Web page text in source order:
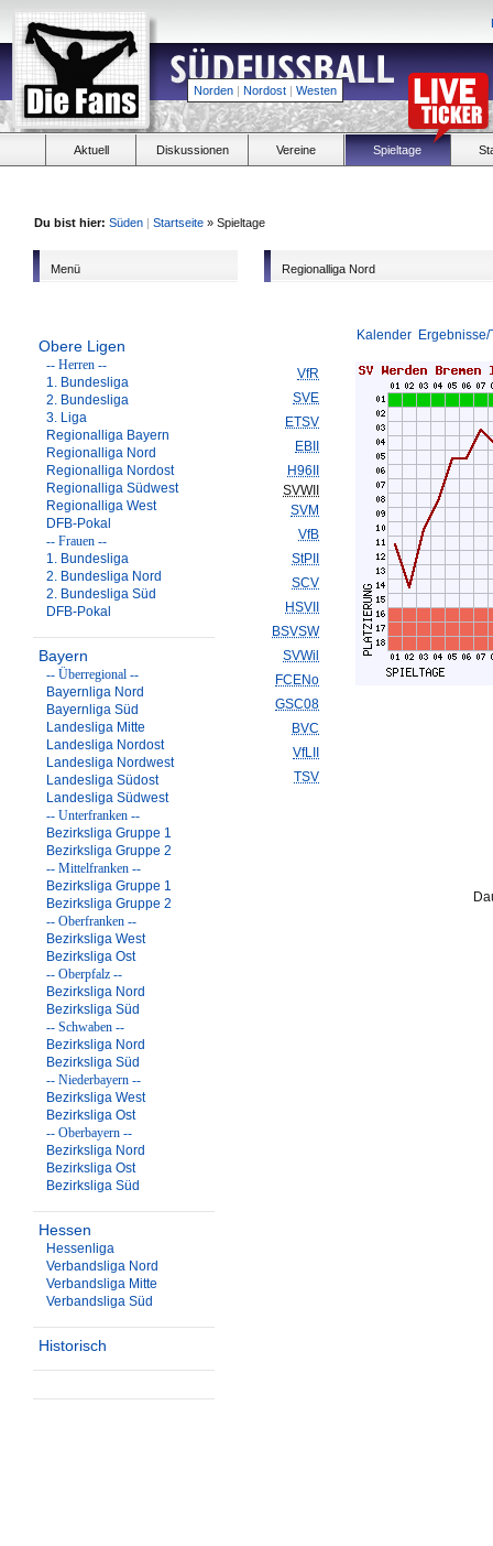
Norden | Nordost | Westen
Aktuell Diskussionen Vereine Spieltage
Du bist hier: Süden | Startseite » Spieltage
Menü
Obere Ligen
-- Herren --
1. Bundesliga
2. Bundesliga
3. Liga
Regionalliga Bayern
Regionalliga Nord
Regionalliga Nordost
Regionalliga Südwest
Regionalliga West
DFB-Pokal
-- Frauen --
1. Bundesliga
2. Bundesliga Nord
2. Bundesliga Süd
DFB-Pokal
Bayern
-- Überregional --
Bayernliga Nord
Bayernliga Süd
Landesliga Mitte
Landesliga Nordost
Landesliga Nordwest
Landesliga Südost
Landesliga Südwest
-- Unterfranken --
Bezirksliga Gruppe 1
Bezirksliga Gruppe 2
-- Mittelfranken --
Bezirksliga Gruppe 1
Bezirksliga Gruppe 2
-- Oberfranken --
Bezirksliga West
Bezirksliga Ost
-- Oberpfalz --
Bezirksliga Nord
Bezirksliga Süd
-- Schwaben --
Bezirksliga Nord
Bezirksliga Süd
-- Niederbayern --
Bezirksliga West
Bezirksliga Ost
-- Oberbayern --
Bezirksliga Nord
Bezirksliga Ost
Bezirksliga Süd
Hessen
Hessenliga
Verbandsliga Nord
Verbandsliga Mitte
Verbandsliga Süd
Historisch
Regionalliga Nord
Kalender
VfR
SVE
ETSV
EBII
H96II
SVWII
SVM
VfB
StPII
SCV
HSVII
BSVSW
SVWil
FCENo
GSC08
BVC
VfLII
TSV